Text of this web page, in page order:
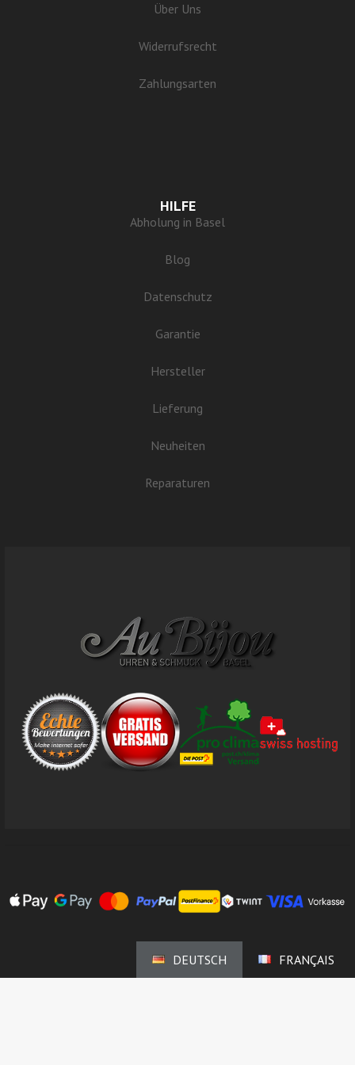
Über Uns
Widerrufsrecht
Zahlungsarten
HILFE
Abholung in Basel
Blog
Datenschutz
Garantie
Hersteller
Lieferung
Neuheiten
Reparaturen
DEUTSCH FRANÇAIS